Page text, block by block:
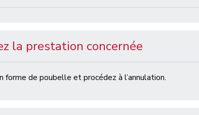
la prestation concernée
forme depoubelleet procédezà l’annulation.